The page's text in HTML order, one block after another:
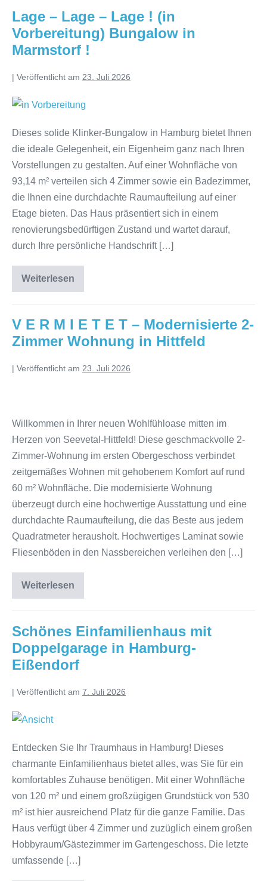
Lage – Lage – Lage ! (in
Vorbereitung) Bungalow in
Marmstorf !
| Veröffentlicht am 23. Juli 2026
Dieses solide Klinker-Bungalow in Hamburg bietet Ihnen
die ideale Gelegenheit, ein Eigenheim ganz nach Ihren
Vorstellungen zu gestalten. Auf einer Wohnfläche von
93,14 m² verteilen sich 4 Zimmer sowie ein Badezimmer,
die Ihnen eine durchdachte Raumaufteilung auf einer
Etage bieten. Das Haus präsentiert sich in einem
renovierungsbedürftigen Zustand und wartet darauf,
durch Ihre persönliche Handschrift […]
Weiterlesen
V E R M I E T E T – Modernisierte 2-
Zimmer Wohnung in Hittfeld
| Veröffentlicht am 23. Juli 2026
Willkommen in Ihrer neuen Wohlfühloase mitten im
Herzen von Seevetal-Hittfeld! Diese geschmackvolle 2-
Zimmer-Wohnung im ersten Obergeschoss verbindet
zeitgemäßes Wohnen mit gehobenem Komfort auf rund
60 m² Wohnfläche. Die modernisierte Wohnung
überzeugt durch eine hochwertige Ausstattung und eine
durchdachte Raumaufteilung, die das Beste aus jedem
Quadratmeter herausholt. Hochwertiges Laminat sowie
Fliesenböden in den Nassbereichen verleihen den […]
Weiterlesen
Schönes Einfamilienhaus mit
Doppelgarage in Hamburg-
Eißendorf
| Veröffentlicht am 7. Juli 2026
Entdecken Sie Ihr Traumhaus in Hamburg! Dieses
charmante Einfamilienhaus bietet alles, was Sie für ein
komfortables Zuhause benötigen. Mit einer Wohnfläche
von 120 m² und einem großzügigen Grundstück von 530
m² ist hier ausreichend Platz für die ganze Familie. Das
Haus verfügt über 4 Zimmer und zuzüglich einem großen
Hobbyraum/Gästezimmer im Gartengeschoss. Die letzte
umfassende […]